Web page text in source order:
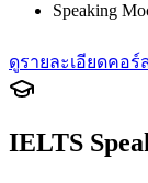
Speaking
ดูรายละเอียดคอร์
IELTS